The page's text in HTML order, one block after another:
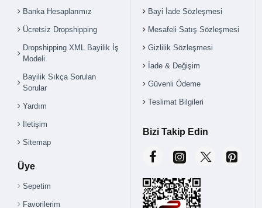
Banka Hesaplarımız
Ücretsiz Dropshipping
Dropshipping XML Bayilik İş
Modeli
Bayilik Sıkça Sorulan
Sorular
Yardım
İletişim
Sitemap
Üye
Sepetim
Favorilerim
Bayi İade Sözleşmesi
Mesafeli Satış Sözleşmesi
Gizlilik Sözleşmesi
İade & Değişim
Güvenli Ödeme
Teslimat Bilgileri
Bizi Takip Edin